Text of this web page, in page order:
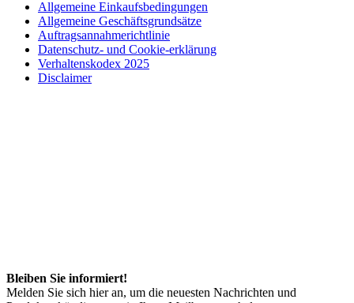
Allgemeine Einkaufsbedingungen
Allgemeine Geschäftsgrundsätze
Auftragsannahmerichtlinie
Datenschutz- und Cookie-erklärung
Verhaltenskodex 2025
Disclaimer
Bleiben Sie informiert!
Melden Sie sich hier an, um die neuesten Nachrichten und